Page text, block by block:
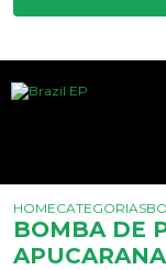
HOMECATEGORIAS
BOMBA DE
APUCARANA